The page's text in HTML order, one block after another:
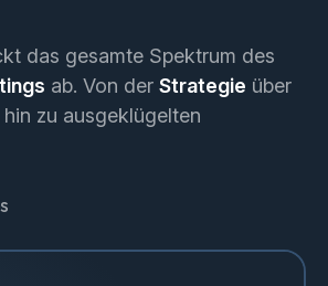
das gesamte Spektrum des
ab. Von der Strategie über
hin zu ausgeklügelten